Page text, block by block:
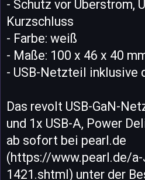
- Schutz vor Überstrom,
Kurzschluss
- Farbe: weiß
- Maße: 100 x 46 x 40
- USB-Netzteil inklusive
Das revolt USB-GaN-
und 1x USB-A, Power
ab sofort bei pearl.de
(https://www.pearl.de/
1421.shtml) unter der